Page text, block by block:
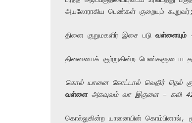
அயலோராகிய பெண்கள் குறையும் கூறுவர்;
தினை குறுமகளிர் இசை படு வள்ளையும்
தினையைக் குற்றுகின்ற பெண்களுடைய
கொல் யானை கோட்டால் வெதிர் நெல்
வள்ளை அகவுவம் வா இகுளை – கலி
கொல்லுகின்ற யானையின் கொம்பினால்,